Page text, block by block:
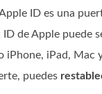
ID es una
de Apple puede
iPhone, iPad, Mac
puedes